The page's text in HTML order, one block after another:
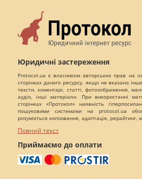
Юридичні застереження
Protocol.ua є власником авторських прав на
сторінках даного ресурсу, якщо не вказано
тексти, коментарі, статті, фотозображення,
аудіо, інші матеріали. При використанні
сторінках «Протокол» наявність
пошуковими системами на protocol.ua
розуміється копіювання, адаптація, рерайтинг,
Повний текст
Приймаємо до оплати